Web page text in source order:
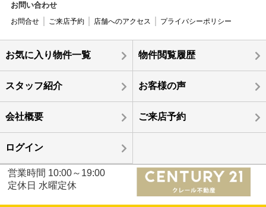
お問い合わせ
お問合せ ご来店予約 店舗へのアクセス プライバシーポリシー
お気に入り物件一覧 物件閲覧履歴
スタッフ紹介 お客様の声
会社概要 ご来店予約
ログイン
営業時間 10:00～19:00
定休日 水曜定休